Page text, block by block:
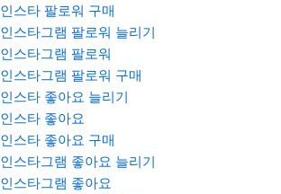
인스타 팔로워 구매
인스타그램 팔로워 늘리기
인스타그램 팔로워
인스타그램 팔로워 구매
인스타 좋아요 늘리기
인스타 좋아요
인스타 좋아요 구매
인스타그램 좋아요 늘리기
인스타그램 좋아요